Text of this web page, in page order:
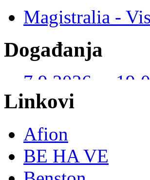
Magistralia -
Događanja
7.9.2026. u
Kustošija – I.
(violina)
Linkovi